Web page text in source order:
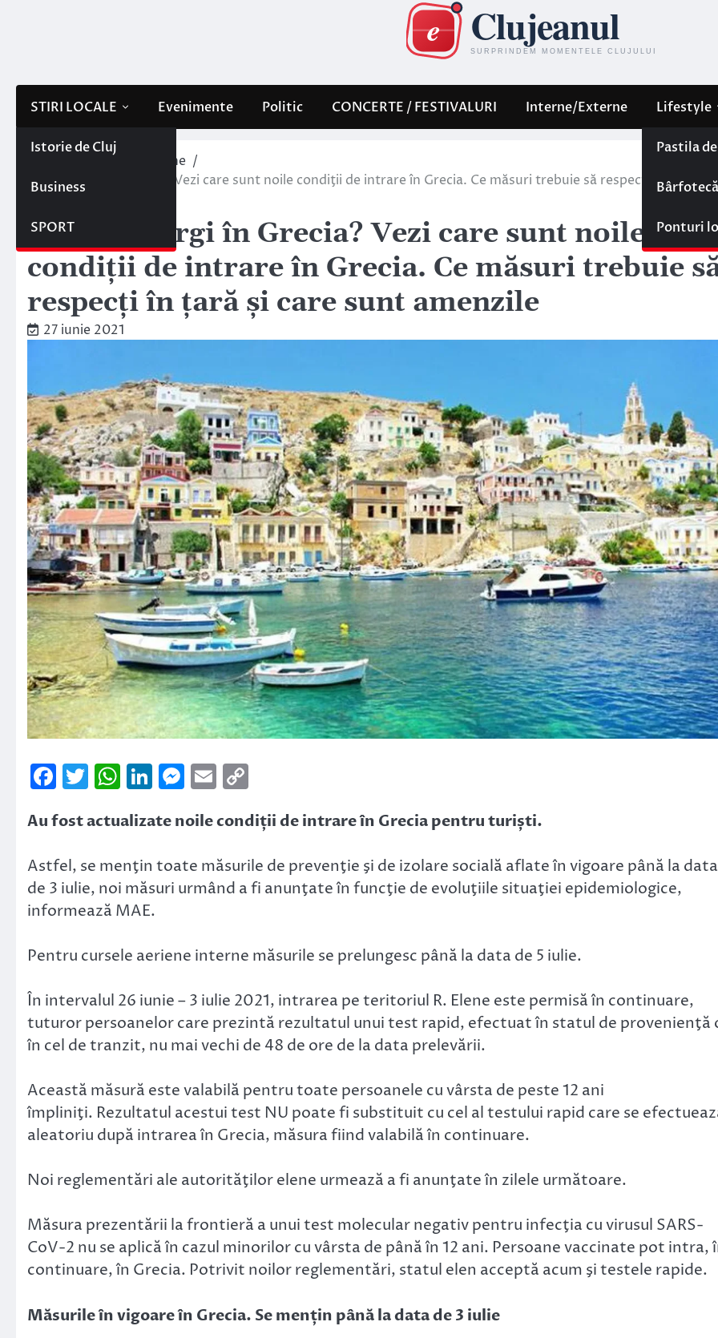
STIRI LOCALE
Istorie de Cluj
Business
SPORT
Evenimente Politic CONCERTE / FESTIVALURI Interne/Externe Lifestyle
Pastila
Bârfotecă
Ponturi
Interne/Externe
Vrei să mergi în Grecia? Vezi care sunt noile condiţii de intrare în Grecia. Ce măsuri trebuie să respecți în țară și
Vrei să mergi în Grecia? Vezi care sunt noile
condiţii de intrare în Grecia. Ce măsuri trebuie
respecți în țară și care sunt amenzile
27 iunie 2021
Facebook
Twitter
WhatsApp
LinkedIn
Messenger
Email
Au fost actualizate noile condiții de intrare în Grecia pentru turiști.
Astfel, se menţin toate măsurile de prevenţie şi de izolare socială aflate în vigoare până la data
de 3 iulie, noi măsuri urmând a fi anunţate în funcţie de evoluţiile situaţiei epidemiologice,
informează MAE.
Pentru cursele aeriene interne măsurile se prelungesc până la data de 5 iulie.
În intervalul 26 iunie – 3 iulie 2021, intrarea pe teritoriul R. Elene este permisă în continuare,
tuturor persoanelor care prezintă rezultatul unui test rapid, efectuat în statul de provenienţă
în cel de tranzit, nu mai vechi de 48 de ore de la data prelevării.
Această măsură este valabilă pentru toate persoanele cu vârsta de peste 12 ani
împliniţi. Rezultatul acestui test NU poate fi substituit cu cel al testului rapid care se
aleatoriu după intrarea în Grecia, măsura fiind valabilă în continuare.
Noi reglementări ale autorităţilor elene urmează a fi anunţate în zilele următoare.
Măsura prezentării la frontieră a unui test molecular negativ pentru infecţia cu virusul SARS-
CoV-2 nu se aplică în cazul minorilor cu vârsta de până în 12 ani. Persoane vaccinate pot intra,
continuare, în Grecia. Potrivit noilor reglementări, statul elen acceptă acum şi testele rapide.
Măsurile în vigoare în Grecia. Se mențin până la data de 3 iulie